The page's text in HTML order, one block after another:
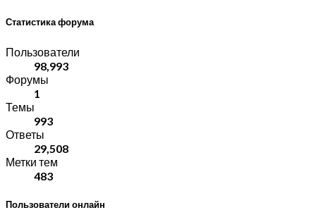
Статистика форума
Пользователи
98,993
Форумы
1
Темы
993
Ответы
29,508
Метки тем
483
Пользователи онлайн